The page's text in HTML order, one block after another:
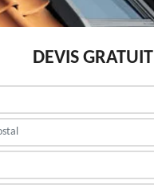
DEVIS GRATUIT